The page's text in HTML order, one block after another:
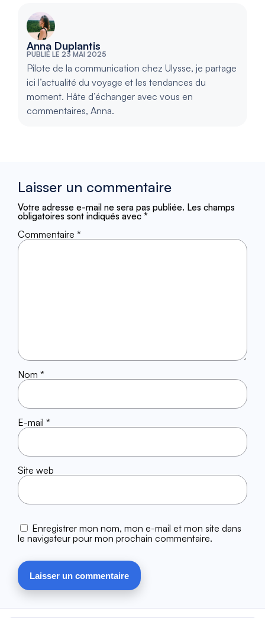
Anna Duplantis
PUBLIÉ LE 23 MAI 2025
Pilote de la communication chez Ulysse, je partage
ici l’actualité du voyage et les tendances du
moment. Hâte d’échanger avec vous en
commentaires, Anna.
Laisser un commentaire
Votre adresse e-mail ne sera pas publiée. Les champs
obligatoires sont indiqués avec *
Commentaire *
Nom *
E-mail *
Site web
Enregistrer mon nom, mon e-mail et mon site dans
le navigateur pour mon prochain commentaire.